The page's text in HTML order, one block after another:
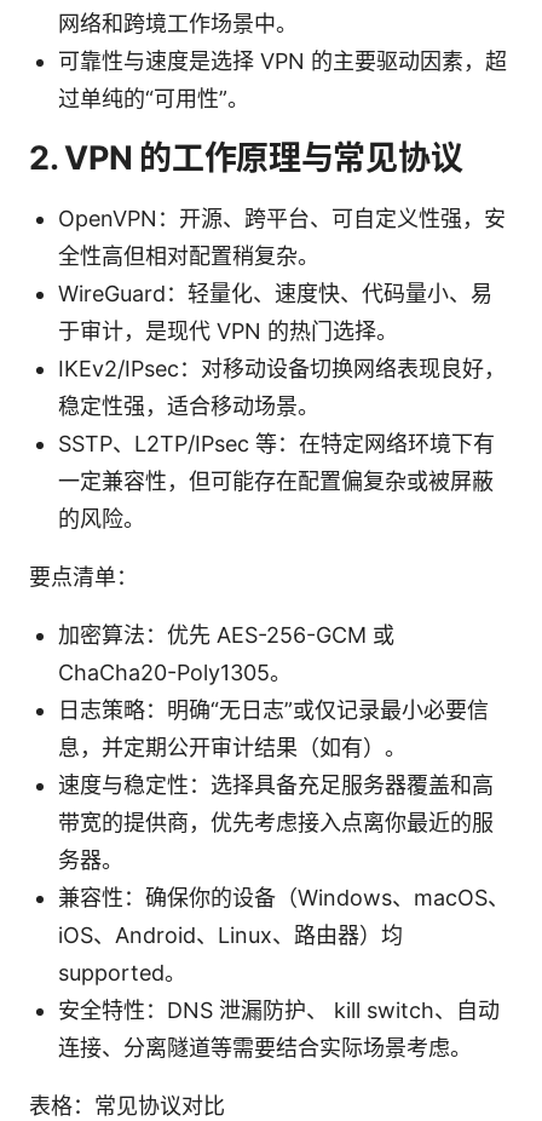
网络和跨境工作场景中。
可靠性与速度是选择 VPN 的主要驱动因素，超
过单纯的“可用性”。
2. VPN 的工作原理与常见协议
OpenVPN：开源、跨平台、可自定义性强，安
全性高但相对配置稍复杂。
WireGuard：轻量化、速度快、代码量小、易
于审计，是现代 VPN 的热门选择。
IKEv2/IPsec：对移动设备切换网络表现良好，
稳定性强，适合移动场景。
SSTP、L2TP/IPsec 等：在特定网络环境下有
一定兼容性，但可能存在配置偏复杂或被屏蔽
的风险。
要点清单：
加密算法：优先 AES-256-GCM 或
ChaCha20-Poly1305。
日志策略：明确“无日志”或仅记录最小必要信
息，并定期公开审计结果（如有）。
速度与稳定性：选择具备充足服务器覆盖和高
带宽的提供商，优先考虑接入点离你最近的服
务器。
兼容性：确保你的设备（Windows、macOS、
iOS、Android、Linux、路由器）均
supported。
安全特性：DNS 泄漏防护、 kill switch、自动
连接、分离隧道等需要结合实际场景考虑。
表格：常见协议对比